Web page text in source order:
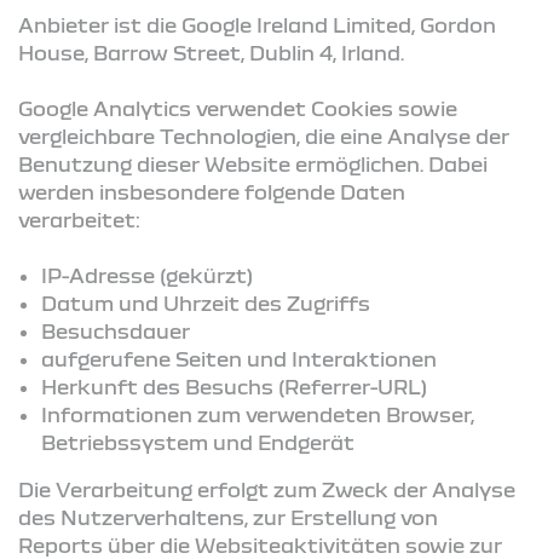
Anbieter ist die Google Ireland Limited, Gordon
House, Barrow Street, Dublin 4, Irland.
Google Analytics verwendet Cookies sowie
vergleichbare Technologien, die eine Analyse der
Benutzung dieser Website ermöglichen. Dabei
werden insbesondere folgende Daten
verarbeitet:
IP-Adresse (gekürzt)
Datum und Uhrzeit des Zugriffs
Besuchsdauer
aufgerufene Seiten und Interaktionen
Herkunft des Besuchs (Referrer-URL)
Informationen zum verwendeten Browser,
Betriebssystem und Endgerät
Die Verarbeitung erfolgt zum Zweck der Analyse
des Nutzerverhaltens, zur Erstellung von
Reports über die Websiteaktivitäten sowie zur